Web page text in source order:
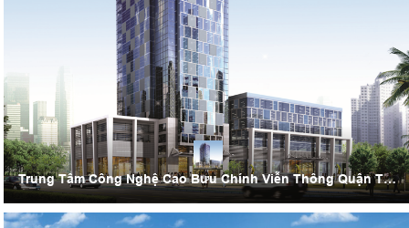
Trung Tâm Công Nghệ Cao Bưu Chính Viễn Thông Quận Tây
Hồ, Hà Nội